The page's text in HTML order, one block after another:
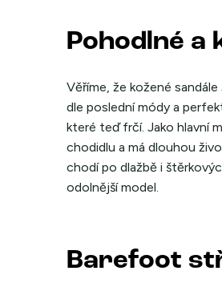
Pohodlné a
Věříme, že kožené
dle poslední módy a
které teď frčí. Jako hlavní
chodidlu a má dlouhou
chodí po dlažbě i
odolnější model.
Barefoot